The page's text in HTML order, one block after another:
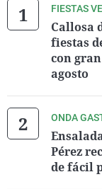
FIESTAS
Callosa
fiestas
con
agosto
ONDA
Pérez
de fácil